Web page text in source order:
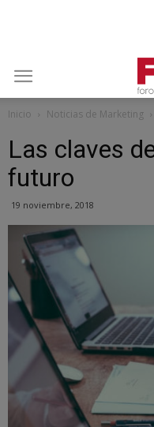
Inicio Noticias de Marketing
Las claves
futuro
19 noviembre, 2018